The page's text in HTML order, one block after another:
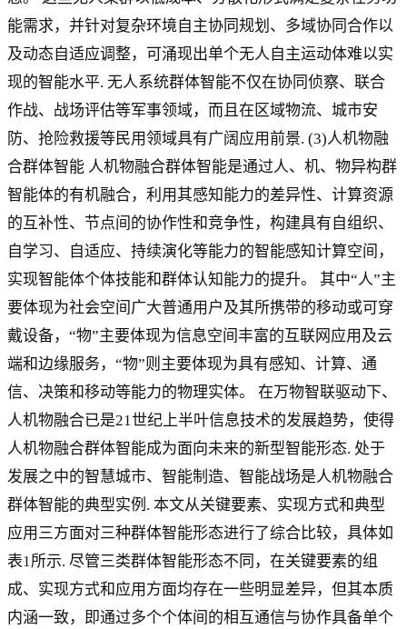
能需求，并针对复杂环境自主协同规划、多域协同合作以
及动态自适应调整，可涌现出单个无人自主运动体难以实
现的智能水平. 无人系统群体智能不仅在协同侦察、联合
作战、战场评估等军事领域，而且在区域物流、城市安
防、抢险救援等民用领域具有广阔应用前景. (3)人机物融
合群体智能 人机物融合群体智能是通过人、机、物异构群
智能体的有机融合，利用其感知能力的差异性、计算资源
的互补性、节点间的协作性和竞争性，构建具有自组织、
自学习、自适应、持续演化等能力的智能感知计算空间，
实现智能体个体技能和群体认知能力的提升。 其中“人”主
要体现为社会空间广大普通用户及其所携带的移动或可穿
戴设备，“物”主要体现为信息空间丰富的互联网应用及云
端和边缘服务，“物”则主要体现为具有感知、计算、通
信、决策和移动等能力的物理实体。 在万物智联驱动下、
人机物融合已是21世纪上半叶信息技术的发展趋势，使得
人机物融合群体智能成为面向未来的新型智能形态. 处于
发展之中的智慧城市、智能制造、智能战场是人机物融合
群体智能的典型实例. 本文从关键要素、实现方式和典型
应用三方面对三种群体智能形态进行了综合比较，具体如
表1所示. 尽管三类群体智能形态不同，在关键要素的组
成、实现方式和应用方面均存在一些明显差异，但其本质
内涵一致，即通过多个个体间的相互通信与协作具备单个